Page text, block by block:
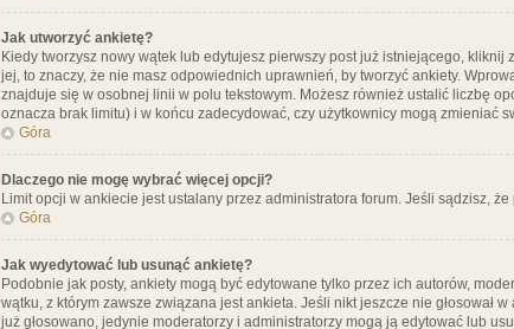
Jak utworzyć ankietę?
Kiedy tworzysz nowy wątek lub edytujesz pierwszy post już istniejącego,
jej, to znaczy, że nie masz odpowiednich uprawnień, by tworzyć ankiety.
znajduje się w osobnej linii w polu tekstowym. Możesz również ustalić liczbę
oznacza brak limitu) i w końcu zadecydować, czy użytkownicy mogą zmieniać
Góra
Dlaczego nie mogę wybrać więcej opcji?
Limit opcji w ankiecie jest ustalany przez administratora forum. Jeśli sądzisz,
Góra
Jak wyedytować lub usunąć ankietę?
Podobnie jak posty, ankiety mogą być edytowane tylko przez ich autorów,
wątku, z którym zawsze związana jest ankieta. Jeśli nikt jeszcze nie
już głosowano, jedynie moderatorzy i administratorzy mogą ją edytować lub